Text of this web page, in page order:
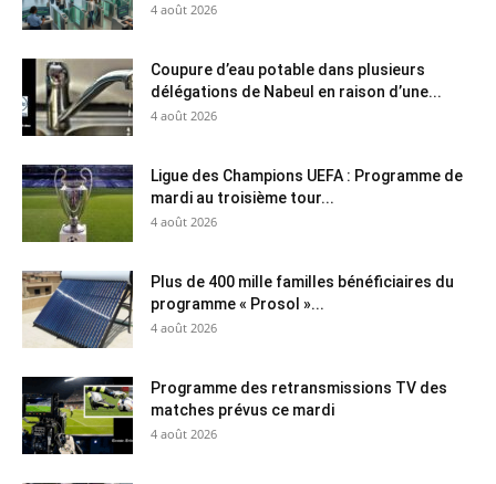
4 août 2026
Coupure d’eau potable dans plusieurs
délégations de Nabeul en raison d’une...
4 août 2026
Ligue des Champions UEFA : Programme de
mardi au troisième tour...
4 août 2026
Plus de 400 mille familles bénéficiaires du
programme « Prosol »...
4 août 2026
Programme des retransmissions TV des
matches prévus ce mardi
4 août 2026